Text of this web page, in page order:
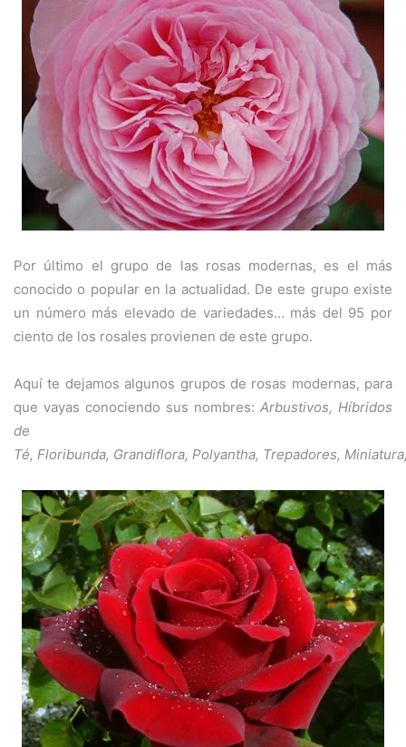
Por último el grupo de las rosas modernas, es el más
conocido o popular en la actualidad. De este grupo existe
un número más elevado de variedades… más del 95 por
ciento de los rosales provienen de este grupo.
Aquí te dejamos algunos grupos de rosas modernas, para
que vayas conociendo sus nombres: Arbustivos, Híbridos
de
Té, Floribunda, Grandiflora, Polyantha, Trepadores,